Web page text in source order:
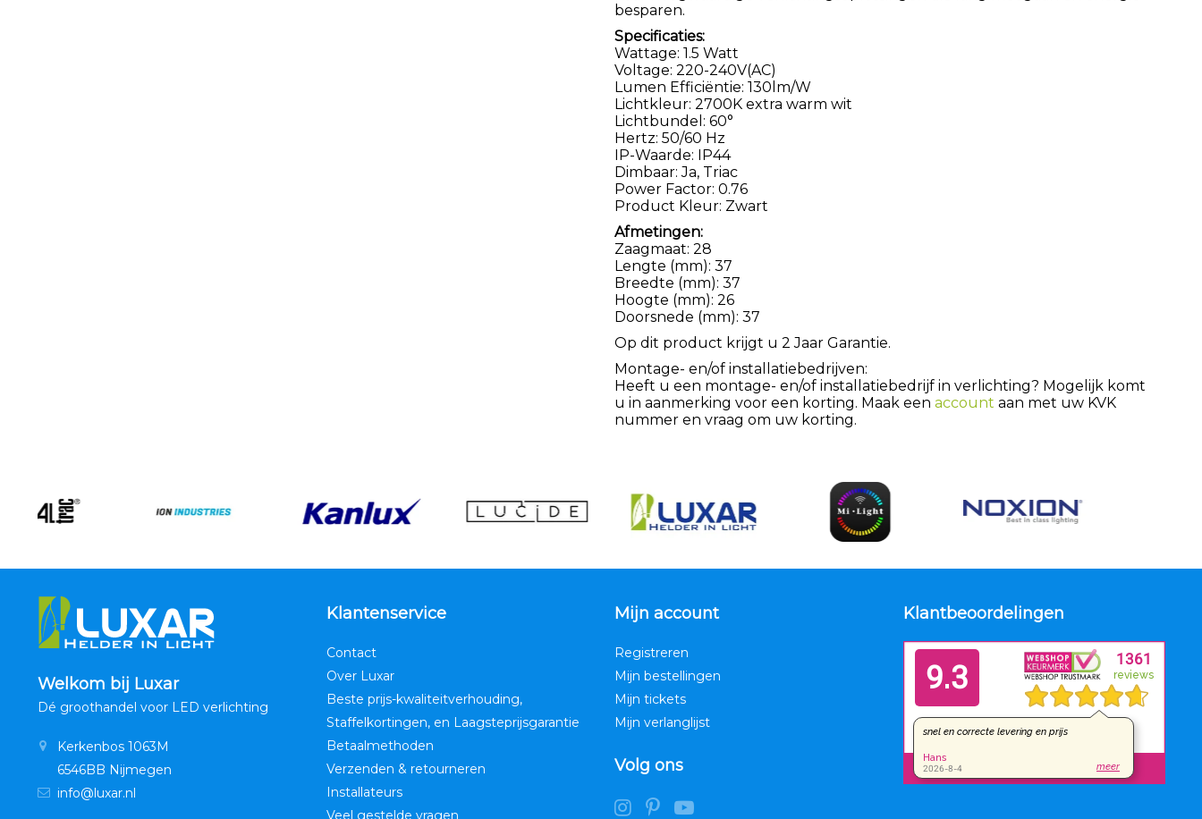
besparen.
Specificaties:
Wattage: 1.5 Watt
Voltage: 220-240V(AC)
Lumen Efficiëntie: 130lm/W
Lichtkleur: 2700K extra warm wit
Lichtbundel: 60°
Hertz: 50/60 Hz
IP-Waarde: IP44
Dimbaar: Ja, Triac
Power Factor: 0.76
Product Kleur: Zwart
Afmetingen:
Zaagmaat: 28
Lengte (mm): 37
Breedte (mm): 37
Hoogte (mm): 26
Doorsnede (mm): 37
Op dit product krijgt u 2 Jaar Garantie.
Montage- en/of installatiebedrijven:
Heeft u een montage- en/of installatiebedrijf in verlichting? Mogelijk komt
u in aanmerking voor een korting. Maak een account aan met uw KVK
nummer en vraag om uw korting.
Welkom bij Luxar
Dé groothandel voor LED verlichting
Kerkenbos 1063M
6546BB Nijmegen
info@luxar.nl
Klantenservice
Contact
Over Luxar
Beste prijs-kwaliteitverhouding,
Staffelkortingen, en Laagsteprijsgarantie
Betaalmethoden
Verzenden & retourneren
Installateurs
Veel gestelde vragen
Mijn account
Registreren
Mijn bestellingen
Mijn tickets
Mijn verlanglijst
Volg ons
Klantbeoordelingen